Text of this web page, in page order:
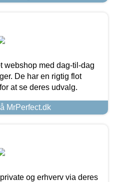
webshop med dag-til-dag
De har en rigtig flot
at se deres udvalg.
MrPerfect.dk
og erhverv via deres